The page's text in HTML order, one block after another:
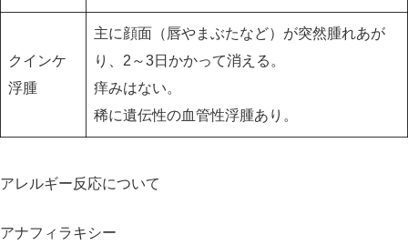
クインケ
浮腫
主に顔面（唇やまぶたなど）が突然腫れあが
り、2～3日かかって消える。
痒みはない。
稀に遺伝性の血管性浮腫あり。
アレルギー反応について
アナフィラキシー